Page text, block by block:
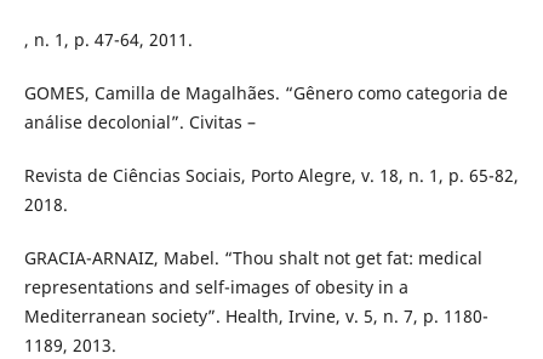
, n. 1, p. 47-64, 2011.
GOMES, Camilla de Magalhães. “Gênero como categoria de
análise decolonial”. Civitas –
Revista de Ciências Sociais, Porto Alegre, v. 18, n. 1, p. 65-82,
2018.
GRACIA-ARNAIZ, Mabel. “Thou shalt not get fat: medical
representations and self-images of obesity in a
Mediterranean society”. Health, Irvine, v. 5, n. 7, p. 1180-
1189, 2013.